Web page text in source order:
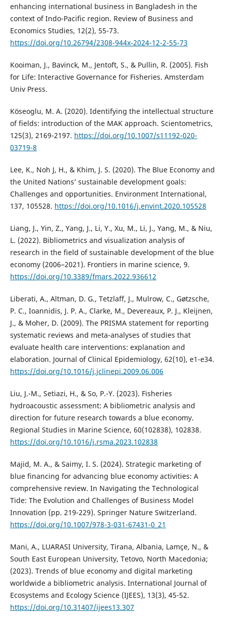
enhancing international business in Bangladesh in the
context of Indo-Pacific region. Review of Business and
Economics Studies, 12(2), 55-73.
https://doi.org/10.26794/2308-944x-2024-12-2-55-73
Kooiman, J., Bavinck, M., Jentoft, S., & Pullin, R. (2005). Fish
for Life: Interactive Governance for Fisheries. Amsterdam
Univ Press.
Köseoglu, M. A. (2020). Identifying the intellectual structure
of fields: introduction of the MAK approach. Scientometrics,
125(3), 2169-2197. https://doi.org/10.1007/s11192-020-
03719-8
Lee, K., Noh J, H., & Khim, J. S. (2020). The Blue Economy and
the United Nations’ sustainable development goals:
Challenges and opportunities. Environment International,
137, 105528. https://doi.org/10.1016/j.envint.2020.105528
Liang, J., Yin, Z., Yang, J., Li, Y., Xu, M., Li, J., Yang, M., & Niu,
L. (2022). Bibliometrics and visualization analysis of
research in the field of sustainable development of the blue
economy (2006–2021). Frontiers in marine science, 9.
https://doi.org/10.3389/fmars.2022.936612
Liberati, A., Altman, D. G., Tetzlaff, J., Mulrow, C., Gøtzsche,
P. C., Ioannidis, J. P. A., Clarke, M., Devereaux, P. J., Kleijnen,
J., & Moher, D. (2009). The PRISMA statement for reporting
systematic reviews and meta-analyses of studies that
evaluate health care interventions: explanation and
elaboration. Journal of Clinical Epidemiology, 62(10), e1-e34.
https://doi.org/10.1016/j.jclinepi.2009.06.006
Liu, J.-M., Setiazi, H., & So, P.-Y. (2023). Fisheries
hydroacoustic assessment: A bibliometric analysis and
direction for future research towards a blue economy.
Regional Studies in Marine Science, 60(102838), 102838.
https://doi.org/10.1016/j.rsma.2023.102838
Majid, M. A., & Saimy, I. S. (2024). Strategic marketing of
blue financing for advancing blue economy activities: A
comprehensive review. In Navigating the Technological
Tide: The Evolution and Challenges of Business Model
Innovation (pp. 219-229). Springer Nature Switzerland.
https://doi.org/10.1007/978-3-031-67431-0_21
Mani, A., LUARASI University, Tirana, Albania, Lamçe, N., &
South East European University, Tetovo, North Macedonia;
(2023). Trends of blue economy and digital marketing
worldwide a bibliometric analysis. International Journal of
Ecosystems and Ecology Science (IJEES), 13(3), 45-52.
https://doi.org/10.31407/ijees13.307